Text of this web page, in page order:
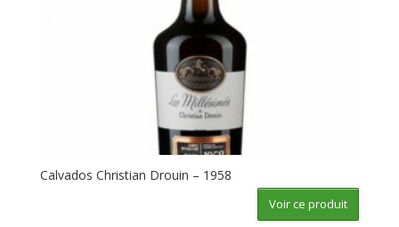
Calvados Christian Drouin – 1958
Voir ce produit